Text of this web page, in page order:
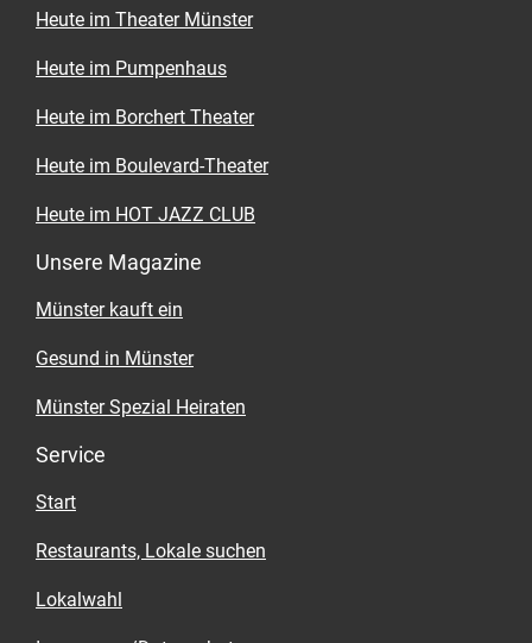
Heute im Theater Münster
Heute im Pumpenhaus
Heute im Borchert Theater
Heute im Boulevard-Theater
Heute im HOT JAZZ CLUB
Unsere Magazine
Münster kauft ein
Gesund in Münster
Münster Spezial Heiraten
Service
Start
Restaurants, Lokale suchen
Lokalwahl